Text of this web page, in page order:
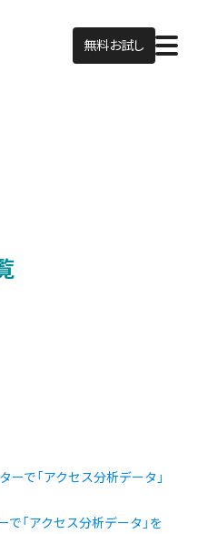
無料お試し
「アクセス分析データ」を